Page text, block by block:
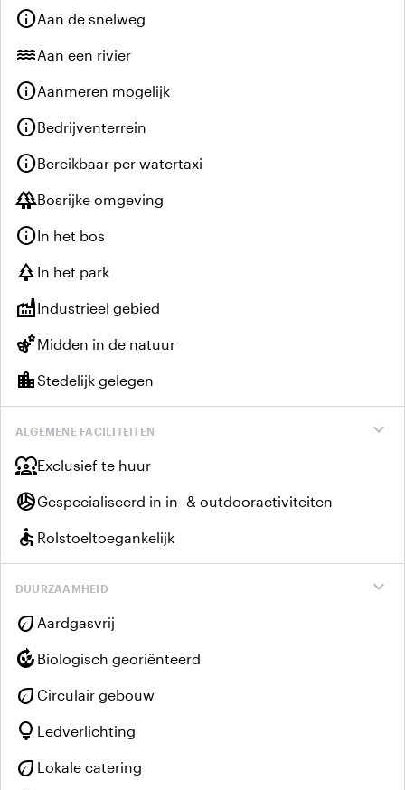
infoAan de snelweg
waterAan een rivier
infoAanmeren mogelijk
infoBedrijventerrein
infoBereikbaar per watertaxi
forestBosrijke omgeving
infoIn het bos
park In het park
factoryIndustrieel gebied
emoji_natureMidden in de natuur
location_cityStedelijk gelegen
expand_more
ALGEMENE FACILITEITEN
diversity_1Exclusief te huur
sports_volleyballGespecialiseerd in in- & outdooractiviteiten
accessible Rolstoeltoegankelijk
expand_more
DUURZAAMHEID
eco Aardgasvrij
compost Biologisch georiënteerd
eco Circulair gebouw
lightbulb Ledverlichting
eco Lokale catering